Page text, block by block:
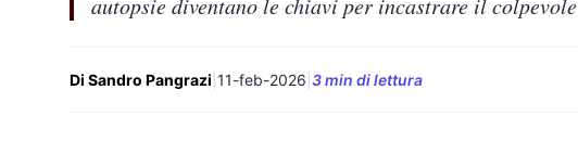
Di Sandro Pangrazi 11-feb-2026 3 min di lettura